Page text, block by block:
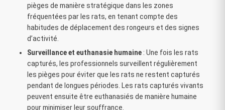
pièges de manière stratégique dans les zones
fréquentées par les rats, en tenant compte des
habitudes de déplacement des rongeurs et des signes
d’activité.
Surveillance et euthanasie humaine : Une fois les rats
capturés, les professionnels surveillent régulièrement
les pièges pour éviter que les rats ne restent capturés
pendant de longues périodes. Les rats capturés vivants
peuvent ensuite être euthanasiés de manière humaine
pour minimiser leur souffrance.